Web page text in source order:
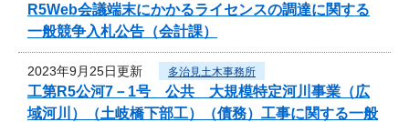
R5Web会議端末にかかるライセンスの調達に関する
一般競争入札公告（会計課）
2023年9月25日更新 多治見土木事務所
工第R5公河7－1号 公共 大規模特定河川事業（広
域河川）（土岐橋下部工）（債務）工事に関する一般